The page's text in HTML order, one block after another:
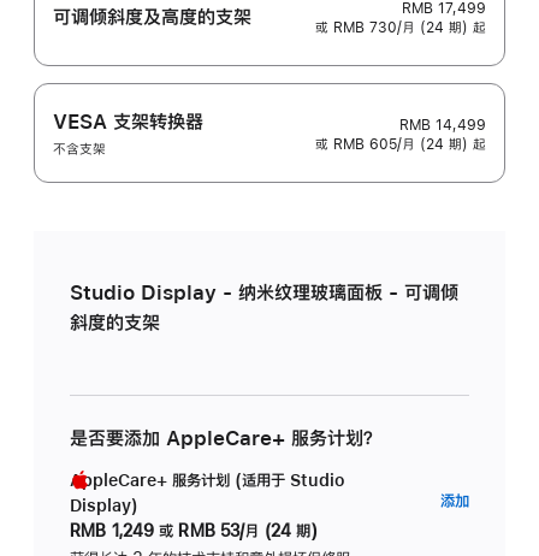
可调倾斜度及高‍度的支‍架
RMB 17,499
或 RMB 730/月 (24 期) 起
VESA 支架转换器
不含支架
RMB 14,499
或 RMB 605/月 (24 期) 起
Studio Display - 纳米纹理玻璃面板 - 可调倾
斜度的支架
是否要添加 AppleCare+ 服务计划？
AppleCare+ 服务计划 (适用于 Studio
Display)
RMB 1,249 或 RMB 53/月 (24 期)
添加